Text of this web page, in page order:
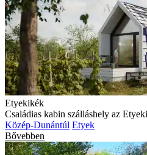
Etyekikék
Családias kabin szálláshely az
Közép-Dunántúl Etyek
Bővebben